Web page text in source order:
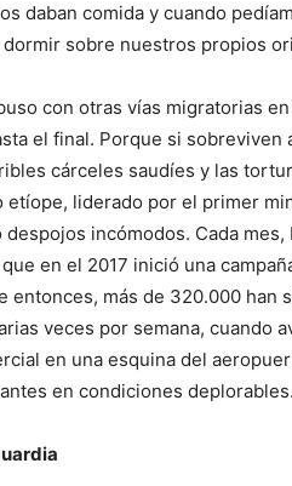
daban comida y cuando
sobre nuestros propios
con otras vías migratorias
el final. Porque si sobreviven
cárceles saudíes y las
liderado por el primer
incómodos. Cada
en el 2017 inició una
entonces, más de 320.000 han
veces por semana, cuando
en una esquina del
en condiciones